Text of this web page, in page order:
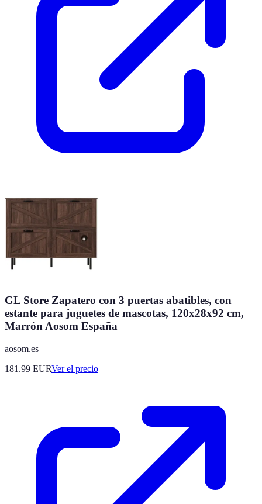
GL Store Zapatero con 3 puertas abatibles, con
estante para juguetes de mascotas, 120x28x92 cm,
Marrón Aosom España
aosom.es
181.99 EURVer el precio